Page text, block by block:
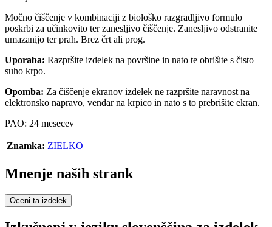
Močno čiščenje v kombinaciji z biološko razgradljivo formulo
poskrbi za učinkovito ter zanesljivo čiščenje. Zanesljivo odstranite
umazanijo ter prah. Brez črt ali prog.
Uporaba: Razpršite izdelek na površine in nato te obrišite s čisto
suho krpo.
Opomba: Za čiščenje ekranov izdelek ne razpršite naravnost na
elektronsko napravo, vendar na krpico in nato s to prebrišite ekran.
PAO: 24 mesecev
Znamka: ZIELKO
Mnenje naših strank
Oceni ta izdelek